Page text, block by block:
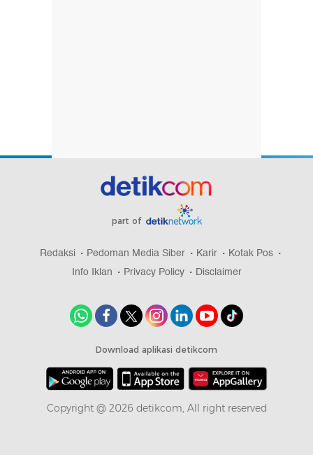
part of
Redaksi Pedoman Media Siber Karir
Kotak Pos
Info Iklan
Privacy Policy Disclaimer
Download aplikasi detikcom
Copyright @ 2026 detikcom, All right reserved